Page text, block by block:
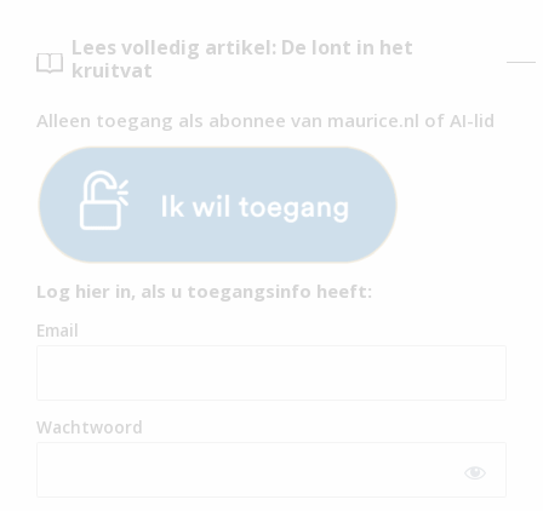
Lees volledig artikel: De lont in het
kruitvat
Alleen toegang als abonnee van maurice.nl of AI-lid
Log hier in, als u toegangsinfo heeft:
Email
Wachtwoord